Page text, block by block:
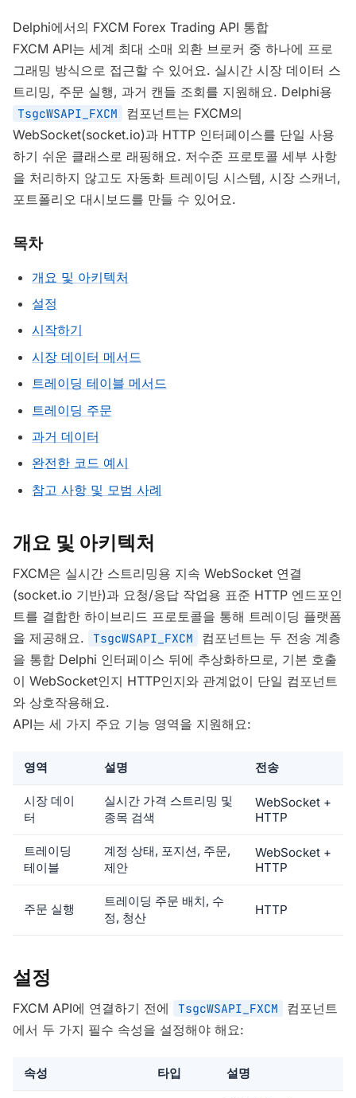
Delphi에서의 FXCM Forex Trading API 통합
FXCM API는 세계 최대 소매 외환 브로커 중 하나에 프로
그래밍 방식으로 접근할 수 있어요. 실시간 시장 데이터 스
트리밍, 주문 실행, 과거 캔들 조회를 지원해요. Delphi용
TsgcWSAPI_FXCM
컴포넌트는 FXCM의
WebSocket(socket.io)과 HTTP 인터페이스를 단일 사용
하기 쉬운 클래스로 래핑해요. 저수준 프로토콜 세부 사항
을 처리하지 않고도 자동화 트레이딩 시스템, 시장 스캐너,
포트폴리오 대시보드를 만들 수 있어요.
목차
개요 및 아키텍처
설정
시작하기
시장 데이터 메서드
트레이딩 테이블 메서드
트레이딩 주문
과거 데이터
완전한 코드 예시
참고 사항 및 모범 사례
개요 및 아키텍처
FXCM은 실시간 스트리밍용 지속 WebSocket 연결
(socket.io 기반)과 요청/응답 작업용 표준 HTTP 엔드포인
트를 결합한 하이브리드 프로토콜을 통해 트레이딩 플랫폼
을 제공해요.
TsgcWSAPI_FXCM
컴포넌트는 두 전송 계층
을 통합 Delphi 인터페이스 뒤에 추상화하므로, 기본 호출
이 WebSocket인지 HTTP인지와 관계없이 단일 컴포넌트
와 상호작용해요.
API는 세 가지 주요 기능 영역을 지원해요:
영역 설명 전송
시장 데이
터
실시간 가격 스트리밍 및
종목 검색
WebSocket +
HTTP
트레이딩
테이블
계정 상태, 포지션, 주문,
제안
WebSocket +
HTTP
주문 실행
트레이딩 주문 배치, 수
정, 청산
HTTP
설정
FXCM API에 연결하기 전에 TsgcWSAPI_FXCM
컴포넌트
에서 두 가지 필수 속성을 설정해야 해요:
속성 타입 설명